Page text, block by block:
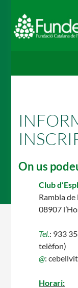
On us
Club
Rambla
08907
Tel.: 933
telèfon)
@:
Horari: